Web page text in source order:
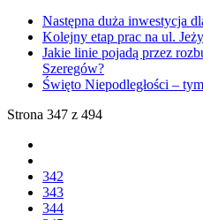
Następna duża inwestycja
Kolejny etap prac na ul.
Jakie linie pojadą przez
Szeregów?
Święto Niepodległości –
Strona 347 z 494
342
343
344